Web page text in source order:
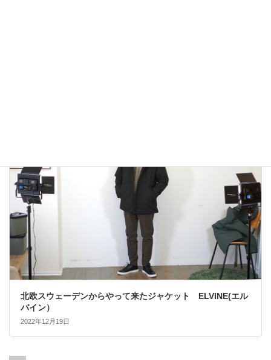
北欧スウェーデンからやって来たジャケット ELVINE(エル
バイン）
2022年12月19日